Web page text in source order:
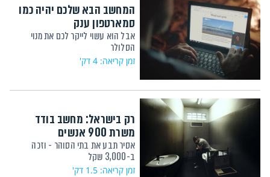
המחשב הבא שלכם יהיה כמו
סמארטפון ענק
אבל הוא עשוי לייקר לכם את מנוי
הסלולר
זמן קריאה: 4 דק'
רק בישראל: מחשב בודד
משרת 900 אנשים
אסיר תבע את בתי הסוהר - וזכה
ב-3,000 שקל
זמן קריאה: 1.5 דק'